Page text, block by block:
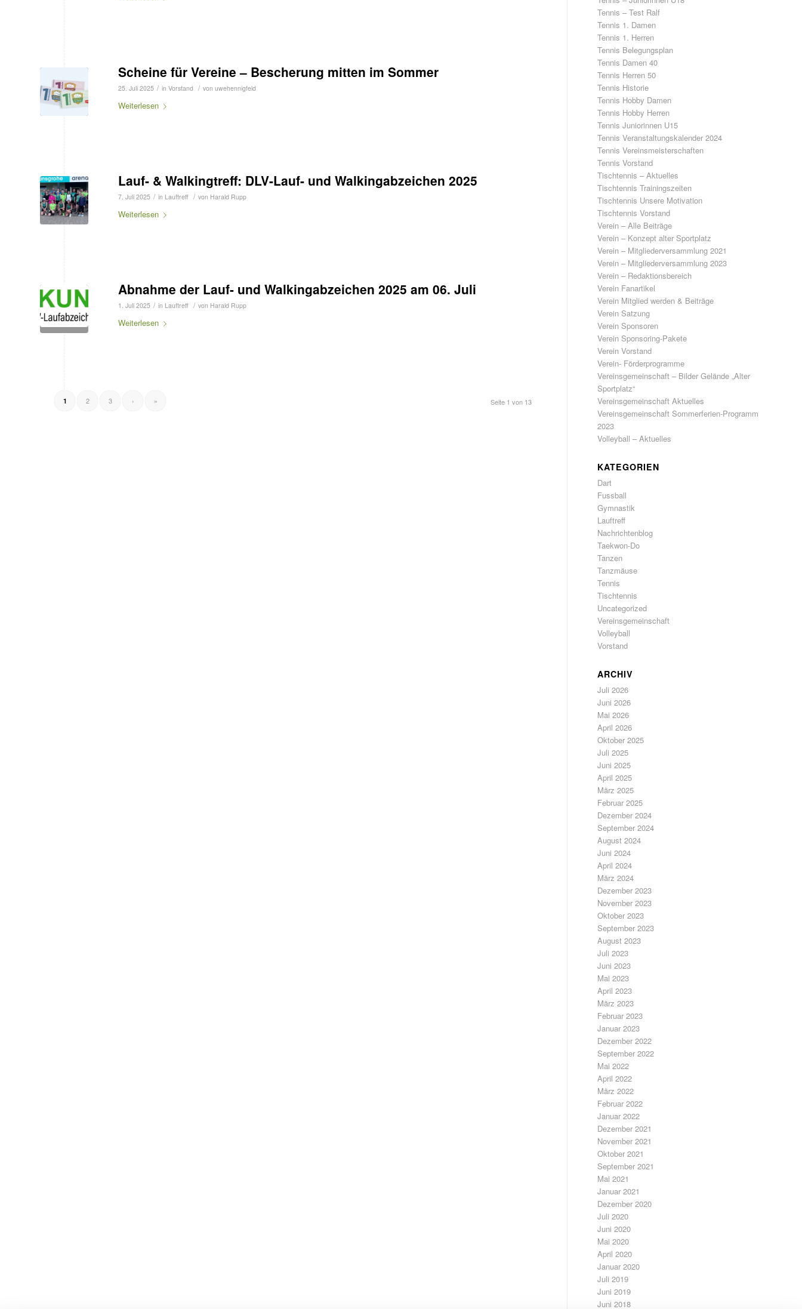
Scheine für Vereine – Bescherung mitten im Sommer
25. Juli 2025 / in Vorstand / von uwehennigfeld
Weiterlesen
Lauf- & Walkingtreff: DLV-Lauf- und Walkingabzeichen 2025
7. Juli 2025 / in Lauftreff / von Harald Rupp
Weiterlesen
Abnahme der Lauf- und Walkingabzeichen 2025 am 06. Juli
1. Juli 2025 / in Lauftreff / von Harald Rupp
Weiterlesen
Seite 1 von 13
1 2 3 › »
Tennis – Test Ralf
Tennis 1. Damen
Tennis 1. Herren
Tennis Belegungsplan
Tennis Damen 40
Tennis Herren 50
Tennis Historie
Tennis Hobby Damen
Tennis Hobby Herren
Tennis Juniorinnen U15
Tennis Veranstaltungskalender 2024
Tennis Vereinsmeisterschaften
Tennis Vorstand
Tischtennis – Aktuelles
Tischtennis Trainingszeiten
Tischtennis Unsere Motivation
Tischtennis Vorstand
Verein – Alle Beiträge
Verein – Konzept alter Sportplatz
Verein – Mitgliederversammlung 2021
Verein – Mitgliederversammlung 2023
Verein – Redaktionsbereich
Verein Fanartikel
Verein Mitglied werden & Beiträge
Verein Satzung
Verein Sponsoren
Verein Sponsoring-Pakete
Verein Vorstand
Verein- Förderprogramme
Vereinsgemeinschaft – Bilder Gelände „Alter
Sportplatz“
Vereinsgemeinschaft Aktuelles
Vereinsgemeinschaft Sommerferien-Programm
2023
Volleyball – Aktuelles
KATEGORIEN
Dart
Fussball
Gymnastik
Lauftreff
Nachrichtenblog
Taekwon-Do
Tanzen
Tanzmäuse
Tennis
Tischtennis
Uncategorized
Vereinsgemeinschaft
Volleyball
Vorstand
ARCHIV
Juli 2026
Juni 2026
Mai 2026
April 2026
Oktober 2025
Juli 2025
Juni 2025
April 2025
März 2025
Februar 2025
Dezember 2024
September 2024
August 2024
Juni 2024
April 2024
März 2024
Dezember 2023
November 2023
Oktober 2023
September 2023
August 2023
Juli 2023
Juni 2023
Mai 2023
April 2023
März 2023
Februar 2023
Januar 2023
Dezember 2022
September 2022
Mai 2022
April 2022
März 2022
Februar 2022
Januar 2022
Dezember 2021
November 2021
Oktober 2021
September 2021
Mai 2021
Januar 2021
Dezember 2020
Juli 2020
Juni 2020
Mai 2020
April 2020
Januar 2020
Juli 2019
Juni 2019
Juni 2018